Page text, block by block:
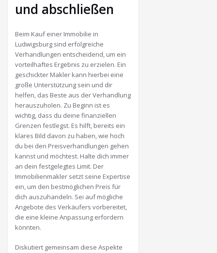
und abschließen
Beim Kauf einer Immobilie in
Ludwigsburg sind erfolgreiche
Verhandlungen entscheidend, um ein
vorteilhaftes Ergebnis zu erzielen. Ein
geschickter Makler kann hierbei eine
große Unterstützung sein und dir
helfen, das Beste aus der Verhandlung
herauszuholen. Zu Beginn ist es
wichtig, dass du deine finanziellen
Grenzen festlegst. Es hilft, bereits ein
klares Bild davon zu haben, wie hoch
du bei den Preisverhandlungen gehen
kannst und möchtest. Halte dich immer
an dein festgelegtes Limit. Der
Immobilienmakler setzt seine Expertise
ein, um den bestmöglichen Preis für
dich auszuhandeln. Sei auf mögliche
Angebote des Verkäufers vorbereitet,
die eine kleine Anpassung erfordern
könnten.
Diskutiert gemeinsam diese Aspekte